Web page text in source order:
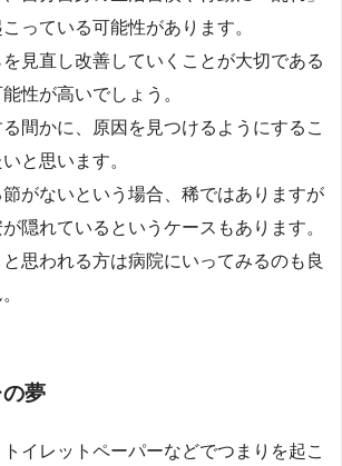
っている可能性があります。
見直し改善していくことが大切である
性が高いでしょう。
る間かに、原因を見つけるようにするこ
と思います。
がないという場合、稀ではありますが
隠れているというケースもあります。
と思われる方は病院にいってみるのも良
夢
トイレットペーパーなどでつまりを起こ